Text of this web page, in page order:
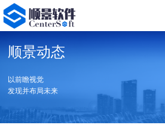
顺景动态
以前瞻视觉
发现并布局未来